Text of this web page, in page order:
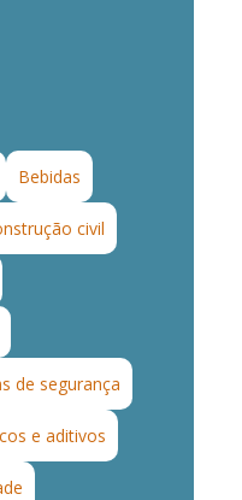
Bebidas
civil
de segurança
e aditivos